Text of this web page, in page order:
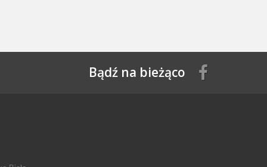
Bądź na bieżąco